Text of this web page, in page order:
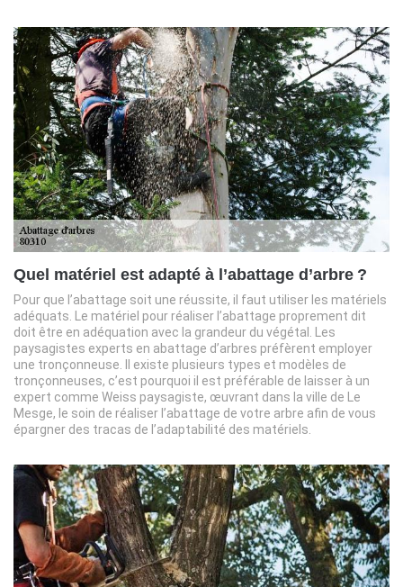
Quel matériel est adapté à l’abattage d’arbre ?
Pour que l’abattage soit une réussite, il faut utiliser les matériels
adéquats. Le matériel pour réaliser l’abattage proprement dit
doit être en adéquation avec la grandeur du végétal. Les
paysagistes experts en abattage d’arbres préfèrent employer
une tronçonneuse. Il existe plusieurs types et modèles de
tronçonneuses, c’est pourquoi il est préférable de laisser à un
expert comme Weiss paysagiste, œuvrant dans la ville de Le
Mesge, le soin de réaliser l’abattage de votre arbre afin de vous
épargner des tracas de l’adaptabilité des matériels.